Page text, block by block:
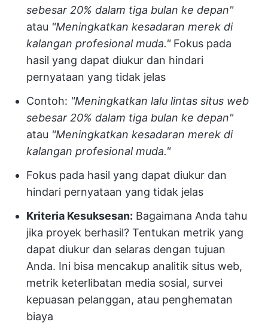
sebesar 20% dalam tiga bulan ke depan"
atau "Meningkatkan kesadaran merek di
kalangan profesional muda."Fokus pada
hasil yang dapat diukur dan hindari
pernyataan yang tidak jelas
Contoh: "Meningkatkan lalu lintas situs web
sebesar 20% dalam tiga bulan ke depan"
atau "Meningkatkan kesadaran merek di
kalangan profesional muda."
Fokus pada hasil yang dapat diukur dan
hindari pernyataan yang tidak jelas
Kriteria Kesuksesan: Bagaimana Anda tahu
jika proyek berhasil? Tentukan metrik yang
dapat diukur dan selaras dengan tujuan
Anda. Ini bisa mencakup analitik situs web,
metrik keterlibatan media sosial, survei
kepuasan pelanggan, atau penghematan
biaya